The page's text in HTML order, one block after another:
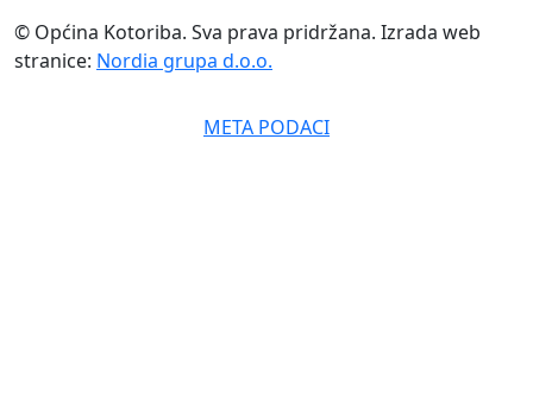
© Općina Kotoriba. Sva prava pridržana. Izrada web
stranice: Nordia grupa d.o.o.
META PODACI